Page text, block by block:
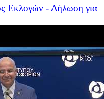
Εκλογών - Δήλωση για